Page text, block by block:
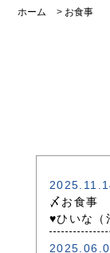
ホーム > お食事
〆お食事
♥ひいな（